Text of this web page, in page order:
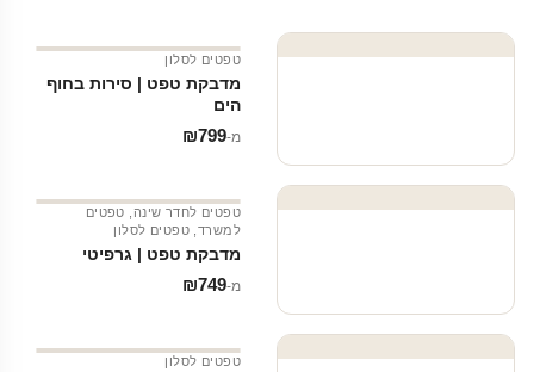
טפטים לסלון
מדבקת טפט | סירות בחוף
הים
מ‑ ₪799
טפטים לחדר שינה
טפטים
למשרד טפטים לסלון
מדבקת טפט | גרפיטי
מ‑ ₪749
טפטים לסלון